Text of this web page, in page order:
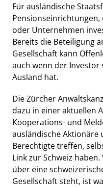
Für ausländische
oder Unternehmen
Bereits die Beteiligung
Gesellschaft kann
auch wenn der Investor
Ausland hat.
Die Zürcher
dazu in einer aktuellen
Kooperations- und
ausländische Aktionäre
Berechtigte treffen,
Link zur Schweiz
über eine
Gesellschaft steht, ist